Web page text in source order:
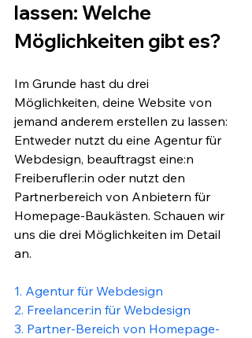
lassen: Welche
Möglichkeiten gibt es?
Im Grunde hast du drei
Möglichkeiten, deine Website von
jemand anderem erstellen zu lassen:
Entweder nutzt du eine Agentur für
Webdesign, beauftragst eine:n
Freiberufler:in oder nutzt den
Partnerbereich von Anbietern für
Homepage-Baukästen. Schauen wir
uns die drei Möglichkeiten im Detail
an.
1. Agentur für Webdesign
2. Freelancer:in für Webdesign
3. Partner-Bereich von Homepage-